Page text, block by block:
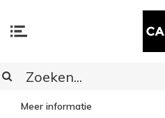
KLANTENSERVICE
Meer informatie